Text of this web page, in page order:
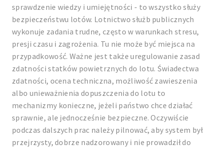
sprawdzenie wiedzy i umiejętności - to wszystko służy
bezpieczeństwu lotów. Lotnictwo służb publicznych
wykonuje zadania trudne, często w warunkach stresu,
presji czasu i zagrożenia. Tu nie może być miejsca na
przypadkowość. Ważne jest także uregulowanie zasad
zdatności statków powietrznych do lotu. Świadectwa
zdatności, ocena techniczna, możliwość zawieszenia
albo unieważnienia dopuszczenia do lotu to
mechanizmy konieczne, jeżeli państwo chce działać
sprawnie, ale jednocześnie bezpieczne. Oczywiście
podczas dalszych prac należy pilnować, aby system był
przejrzysty, dobrze nadzorowany i nie prowadził do